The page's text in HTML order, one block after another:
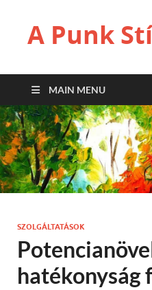
A Punk
MAIN MENU
SZOLGÁLTATÁSOK
hatékonyság